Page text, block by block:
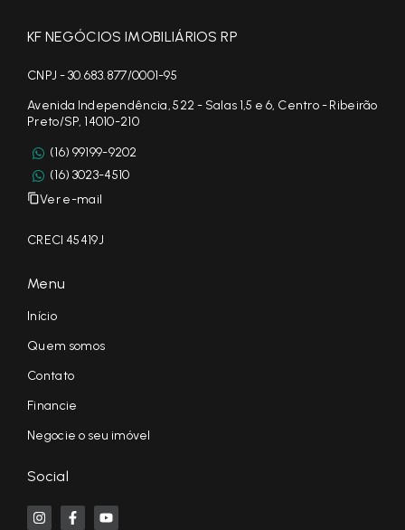
KF NEGÓCIOS IMOBILIÁRIOS RP
CNPJ - 30.683.877/0001-95
Avenida Independência, 522 - Salas 1,5 e 6, Centro - Ribeirão
Preto/SP, 14010-210
(16) 99199-9202
(16) 3023-4510
Ver e-mail
CRECI 45419J
Menu
Início
Quem somos
Contato
Financie
Negocie o seu imóvel
Social